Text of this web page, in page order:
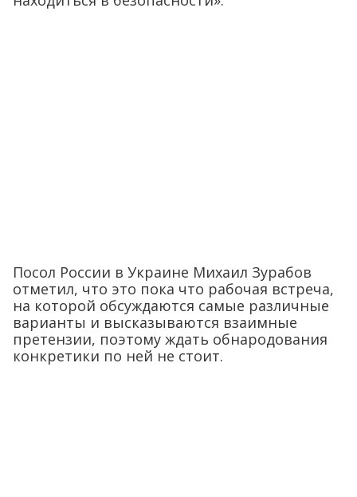
Посол России в Украине Михаил Зурабов
отметил, что это пока что рабочая встреча,
на которой обсуждаются самые различные
варианты и высказываются взаимные
претензии, поэтому ждать обнародования
конкретики по ней не стоит.